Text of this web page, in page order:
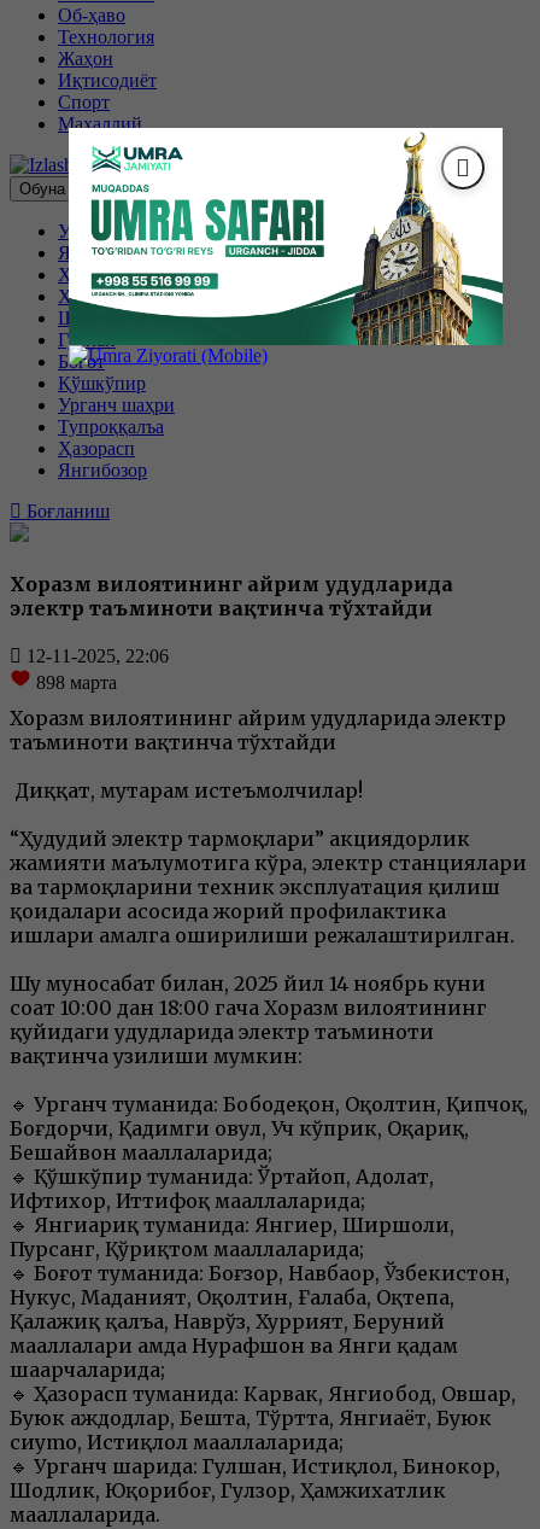
Об-ҳаво
Технология
Жаҳон
Иқтисодиёт
Спорт
Маҳаллий
Обуна бўлиш
Урганч
Янгиариқ
Хива
Хонқа
Шовот
Гурлан
Боғот
Қўшкўпир
Урганч шаҳри
Тупроққалъа
Ҳазорасп
Янгибозор
Боғланиш
Хоразм вилоятининг айрим ҳудудларида
электр таъминоти вақтинча тўхтайди
12-11-2025, 22:06
898 марта
Хоразм вилоятининг айрим ҳудудларида электр
таъминоти вақтинча тўхтайди
Диққат, муҳтарам истеъмолчилар!
“Ҳудудий электр тармоқлари” акциядорлик
жамияти маълумотига кўра, электр станциялари
ва тармоқларини техник эксплуатация қилиш
қоидалари асосида жорий профилактика
ишлари амалга оширилиши режалаштирилган.
Шу муносабат билан, 2025 йил 14 ноябрь куни
соат 10:00 дан 18:00 гача Хоразм вилоятининг
қуйидаги ҳудудларида электр таъминоти
вақтинча узилиши мумкин:
🔹 Урганч туманида: Бободеҳқон, Оқолтин, Қипчоқ,
Боғдорчи, Қадимги овул, Уч кўприк, Оқариқ,
Бешайвон маҳаллаларида;
🔹 Қўшкўпир туманида: Ўртайоп, Адолат,
Ифтихор, Иттифоқ маҳаллаларида;
🔹 Янгиариқ туманида: Янгиер, Ширшоли,
Пурсанг, Қўриқтом маҳаллаларида;
🔹 Боғот туманида: Боғзор, Навбаҳор, Ўзбекистон,
Нукус, Маданият, Оқолтин, Ғалаба, Оқтепа,
Қалажиқ қалъа, Наврўз, Хуррият, Беруний
маҳаллалари ҳамда Нурафшон ва Янги қадам
шаҳарчаларида;
🔹 Ҳазорасп туманида: Карвак, Янгиобод, Овшар,
Буюк аждодлар, Бешта, Тўртта, Янгиҳаёт, Буюк
сиymo, Истиқлол маҳаллаларида;
🔹 Урганч шаҳрида: Гулшан, Истиқлол, Бинокор,
Шодлик, Юқорибоғ, Гулзор, Ҳамжихатлик
маҳаллаларида.